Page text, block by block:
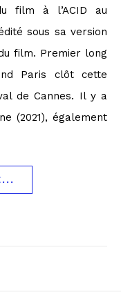
film à l’ACID au
sous sa version
film. Premier long
Paris clôt cette
de Cannes. Il y a
(2021), également